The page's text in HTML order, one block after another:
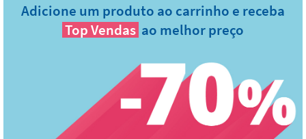
Adicione um produto ao carrinho e receba
Top Vendas ao melhor preço